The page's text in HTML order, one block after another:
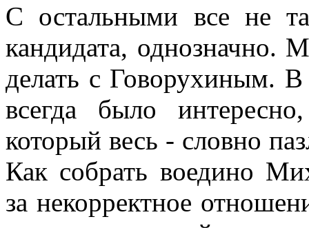
С остальными все не
кандидата, однозначно.
делать с Говорухиным.
всегда было
который весь - словно
Как собрать воедино
за некорректное